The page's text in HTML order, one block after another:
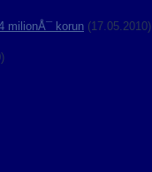
milionÅ¯ korun (17.05.2010)